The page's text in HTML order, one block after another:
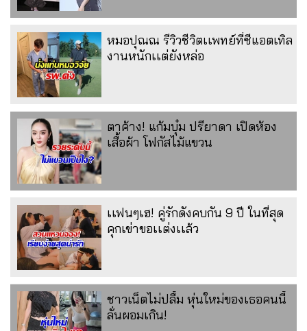
หมอปุณณ รีวิวชีวิตเเพทย์ที่ซีแอตเทิล
งานหนักเเต่ยังหล่อ
ตาค้าง! แก้มบุ๋ม ปรียาดา เปิดห้อง
เสื้อผ้า โฟกัสไม้แขวน
เเฟนๆเฮ! คู่รักดังคบกัน 9 ปี ในที่สุด
คุกเข่าขอเเต่งเเล้ว
ชาวเน็ตไม่ปลื้ม หุ่นใหม่ของเธอคนนี้
ลั่นผอมเกิน!